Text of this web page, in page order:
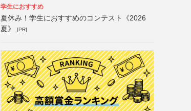
学生におすすめ
夏休み！学生におすすめのコンテスト《2026
夏》
[PR]